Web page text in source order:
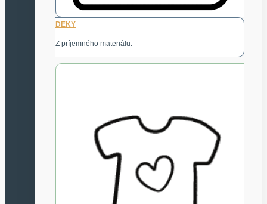
DEKY
Z príjemného materiálu.